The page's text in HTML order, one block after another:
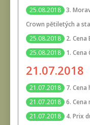
25.08.2018 3.
Crown pětiletých a
25.08.2018
2. Cena
25.08.2018
1.
21.07.2018
21.07.2018
7.
21.07.2018 6. Cena
21.07.2018
4. Prix